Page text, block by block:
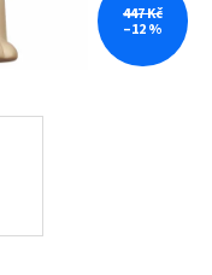
447 Kč
–12 %